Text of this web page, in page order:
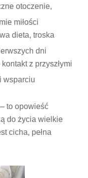
otoczenie,
miłości
dieta, troska
dni
kontakt z przyszłymi
wsparciu
to opowieść
do życia wielkie
cicha, pełna